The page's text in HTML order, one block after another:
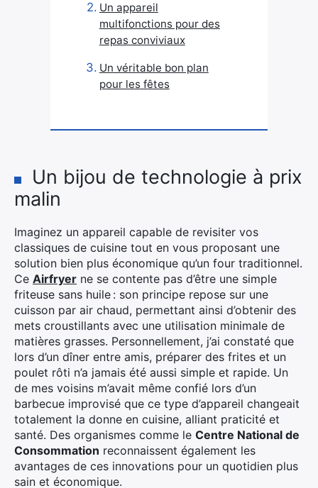
Un appareil
multifonctions pour des
repas conviviaux
Un véritable bon plan
pour les fêtes
Un bijou de technologie à prix
malin
Imaginez un appareil capable de revisiter vos
classiques de cuisine tout en vous proposant une
solution bien plus économique qu’un four traditionnel.
Ce Airfryer ne se contente pas d’être une simple
friteuse sans huile : son principe repose sur une
cuisson par air chaud, permettant ainsi d’obtenir des
mets croustillants avec une utilisation minimale de
matières grasses. Personnellement, j’ai constaté que
lors d’un dîner entre amis, préparer des frites et un
poulet rôti n’a jamais été aussi simple et rapide. Un
de mes voisins m’avait même confié lors d’un
barbecue improvisé que ce type d’appareil changeait
totalement la donne en cuisine, alliant praticité et
santé. Des organismes comme le Centre National de
Consommation reconnaissent également les
avantages de ces innovations pour un quotidien plus
sain et économique.